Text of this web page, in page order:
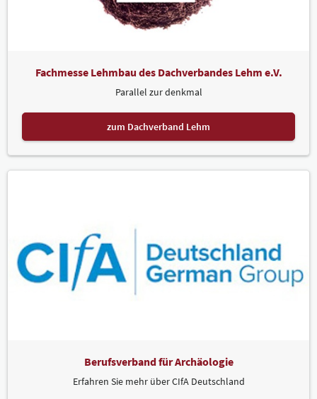
Fachmesse Lehmbau des Dachverbandes Lehm e.V.
Parallel zur denkmal
zum Dachverband Lehm
Berufsverband für Archäologie
Erfahren Sie mehr über CIfA Deutschland